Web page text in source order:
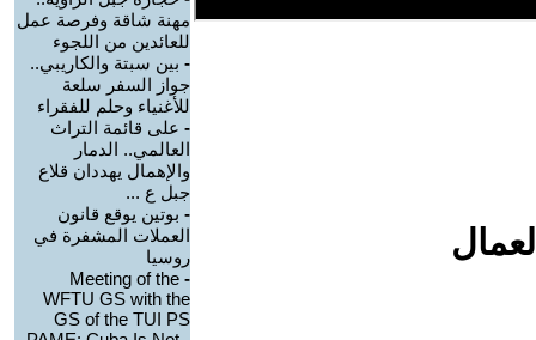
مهنة شاقة وفرصة عمل
للعائدين من اللجوء
- بين سبتة والكاريبي..
جواز السفر سلعة
للأغنياء وحلم للفقراء
- على قائمة التراث
العالمي.. الدمار
والإهمال يهددان قلاع
جبل ع ...
- بوتين يوقع قانون
العملات المشفرة في
روسيا
-
Meeting of the
WFTU GS with the
GS of the TUI PS